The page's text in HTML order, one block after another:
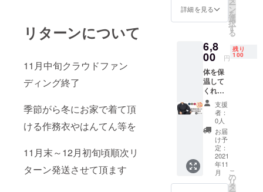
リターンについて
11月中旬クラウドファン
ディング終了
季節がら冬にお家で着て頂
ける作務衣やはんてん等を
11月末～12月初旬頃順次リ
ターン発送させて頂ます
承のほ
す。 リ
ターン
品初期
不良以
外での
お色や
サイズ
の交換
につき
まして
はお受
け致し
かねま
す。 ●
材）を
で、非
常にす
べりに
くく
履きや
すいの
が特徴
でござ
います
●初期不
良以外
での交
換等は
お受け
致しか
ねます
す サイ
ズ選択
が可能
Ｌサイ
ズの中
からお
選びく
ださ
い。 リ
ターン
後の商
品初期
不良以
外での
お色や
サイズ
の交換
につき
まして
詳細を見る ー
ン
を
選
択
す
る
6,8
00 円
残り
100
体を保
温して
くれる
軽くて
暖かい
遊楽庵
中綿入
り作務
ラー選
択が可
能（紺/
エンジ/
支援
者：
0人
お届
け予
定：
2021
年11
月
こ
の
リ
タ